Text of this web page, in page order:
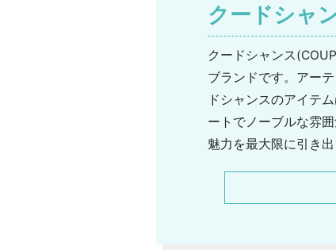
クードシャ
クードシャンス
ブランドです。アー
ドシャンスのアイテ
ートでノーブルな雰
魅力を最大限に引き
あふれるファッショ